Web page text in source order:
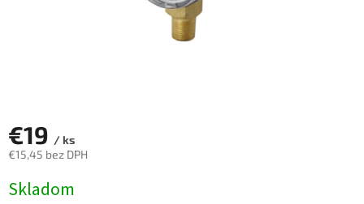
€19 / ks
€15,45 bez DPH
cena:
Skladom